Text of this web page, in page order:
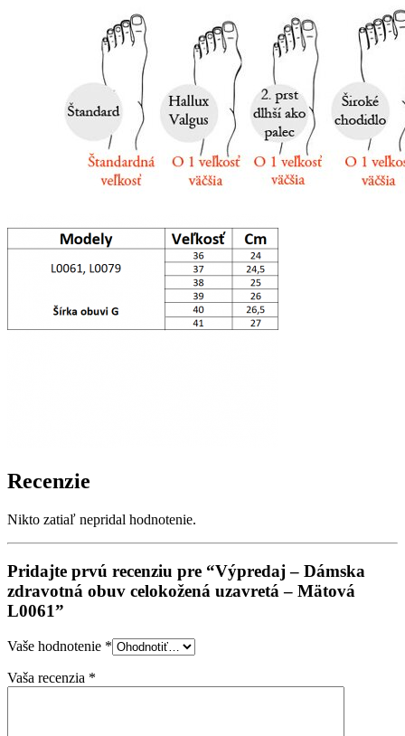
Recenzie
Nikto zatiaľ nepridal hodnotenie.
Pridajte prvú recenziu pre “Výpredaj – Dámska
zdravotná obuv celokožená uzavretá – Mätová
L0061”
Vaše hodnotenie *
Vaša recenzia *